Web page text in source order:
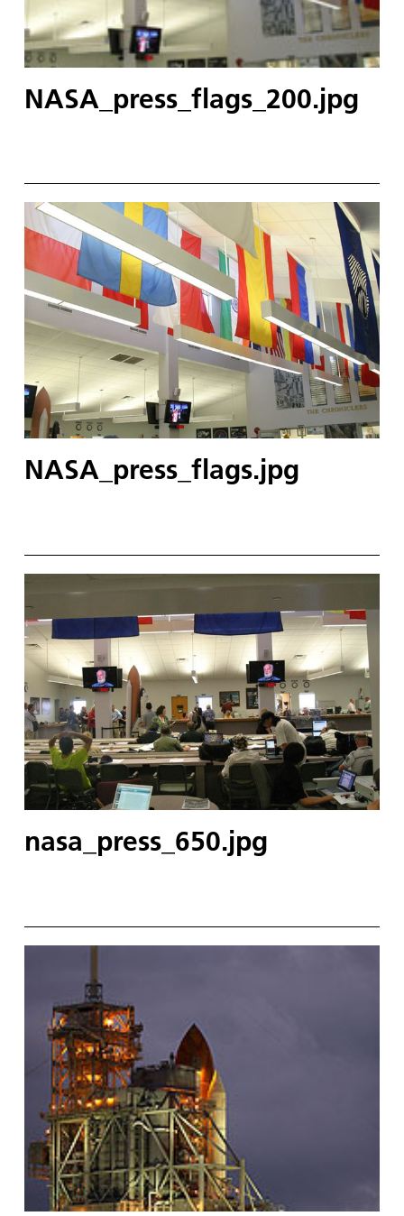
NASA_press_flags_200.jpg
NASA_press_flags.jpg
nasa_press_650.jpg